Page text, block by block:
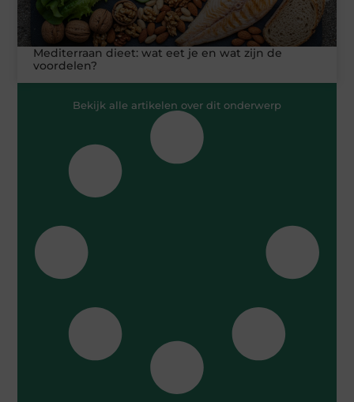
Mediterraan dieet: wat eet je en wat zijn de
voordelen?
Bekijk alle artikelen over dit onderwerp